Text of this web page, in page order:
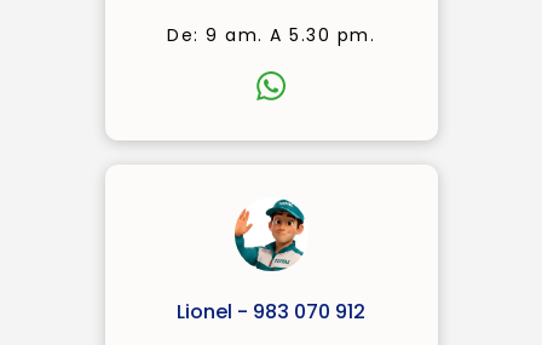
De: 9 am. A 5.30 pm.
Lionel - 983 070 912